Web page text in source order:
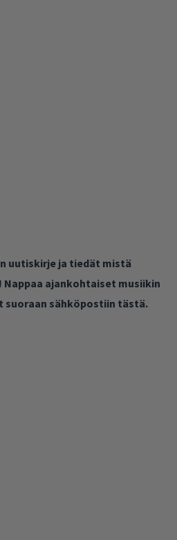
uutiskirje ja tiedät mistä
ajankohtaiset musiikin
suoraan sähköpostiin tästä.